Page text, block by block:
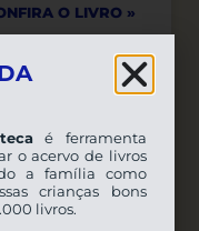
O LIVRO »
é ferramenta
o acervo de livros
a família como
crianças bons
livros.